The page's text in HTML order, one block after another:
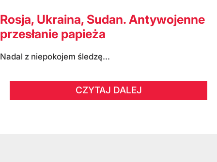
Rosja, Ukraina, Sudan. Antywojenne
przesłanie papieża
Nadal z niepokojem śledzę...
CZYTAJ DALEJ